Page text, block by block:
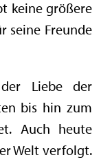
keine größere
seine Freunde
Liebe der
bis hin zum
Auch heute
Welt verfolgt.